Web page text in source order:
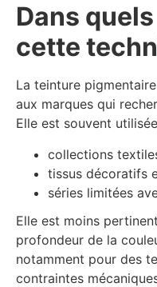
Dans
cette
La teinture
aux marques qui
Elle est souvent
collections
tissus décoratifs
séries limitées
Elle est moins
profondeur de la
notamment pour des
contraintes